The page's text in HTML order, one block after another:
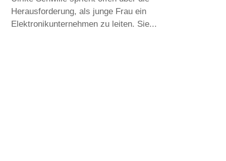
Herausforderung, als junge Frau ein
Elektronikunternehmen zu leiten. Sie...